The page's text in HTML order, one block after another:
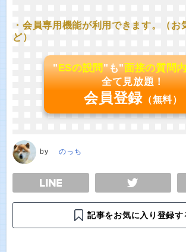
・会員専用機能が利用できます。（お
ど）
"ESの設問"も"面接の質問
全て見放題！
会員登録 （無料）
by のっち
TWEET
記事をお気に入り登録す